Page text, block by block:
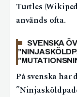
Turtles
används ofta.
SVENSKA
På svenska har